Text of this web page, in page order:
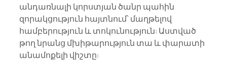
անդառնալի կորստյան ծանր պահին
զորակցություն հայտնում՝ մաղթելով
համբերություն և տոկունություն: Աստված
թող նրանց մխիթարություն տա և փարատի
անամոքելի վիշտը: